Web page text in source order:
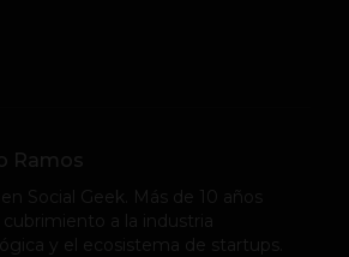
Ramos
Social Geek
. Más de 10 años
cubrimiento a la industria
y el ecosistema de startups.